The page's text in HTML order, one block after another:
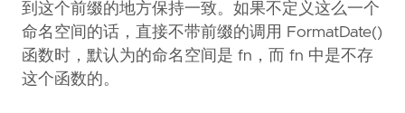
到这个前缀的地方保持一致。如果不定义这么一个
命名空间的话，直接不带前缀的调用 FormatDate()
函数时，默认为的命名空间是 fn，而 fn 中是不存
这个函数的。